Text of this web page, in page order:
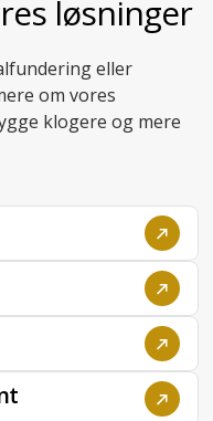
løsninger
om vores
klogere og mere